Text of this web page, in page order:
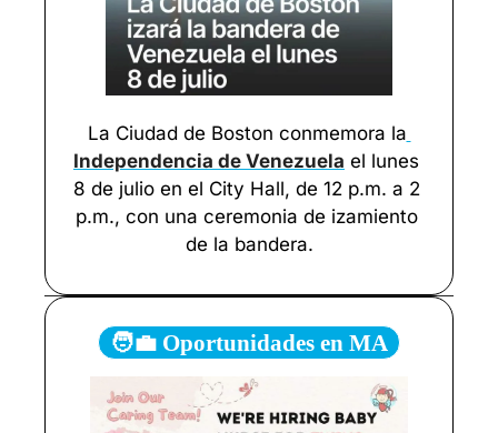
La Ciudad de Boston conmemora la
Independencia de Venezuela el lunes
8 de julio en el City Hall, de 12 p.m. a 2
p.m., con una ceremonia de izamiento
de la bandera.
🧑‍💼 Oportunidades en MA